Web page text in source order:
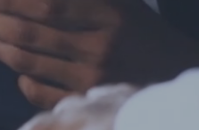
van je
volgende
leider en